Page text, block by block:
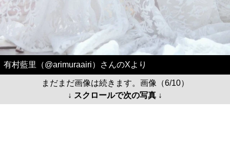
有村藍里（@arimuraairi）さんのXより
まだまだ画像は続きます。画像（6/10）
↓ スクロールで次の写真 ↓